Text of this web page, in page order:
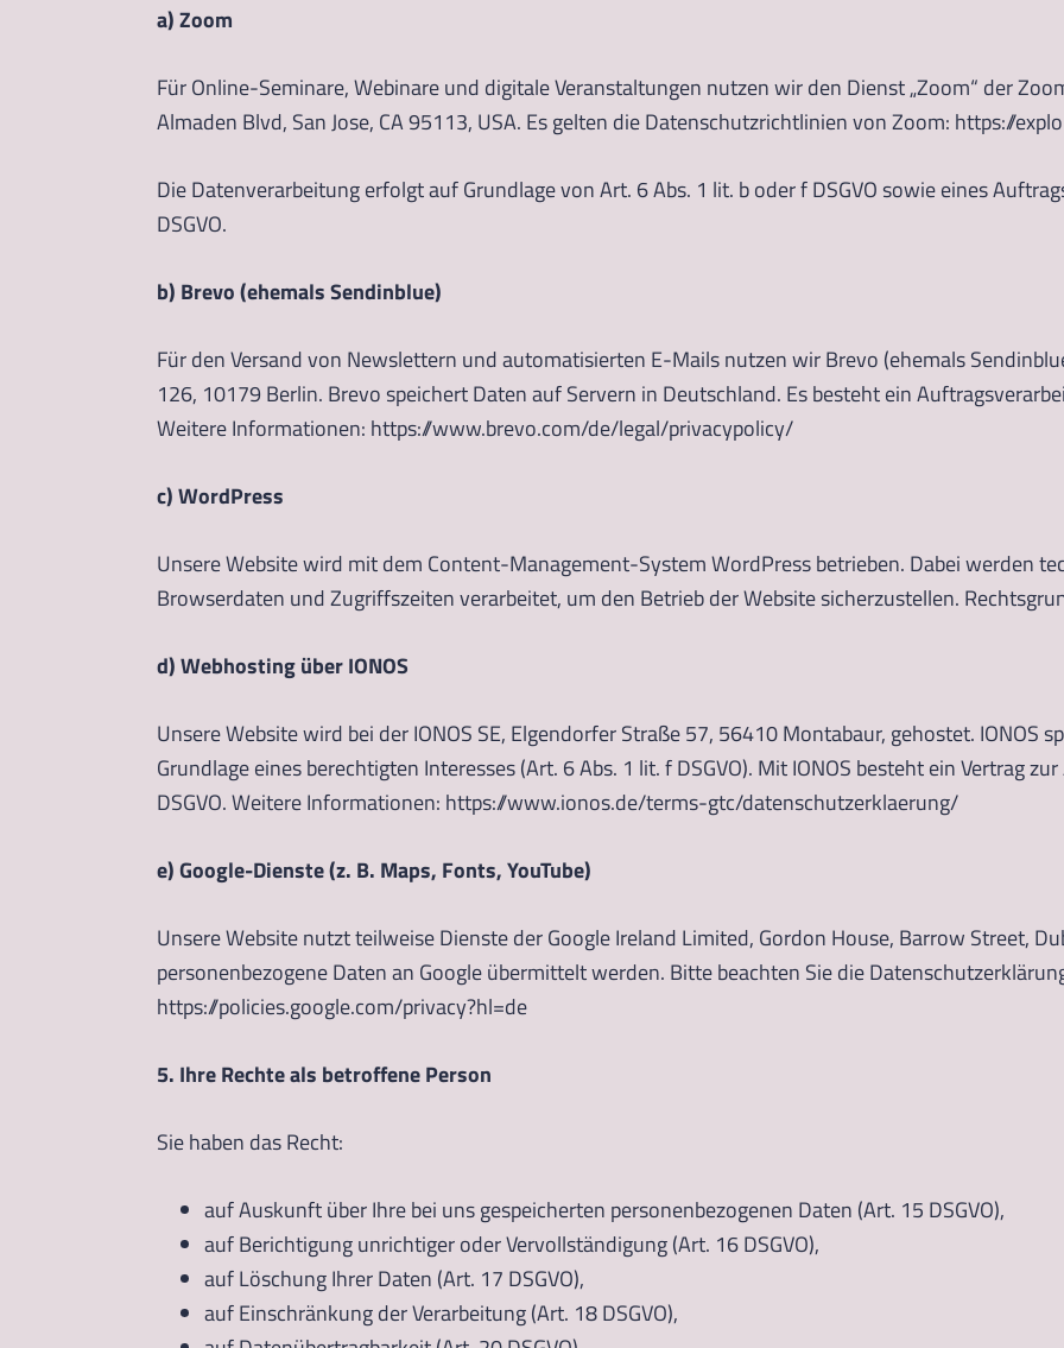
a) Zoom
Für Online-Seminare, Webinare und digitale Veranstaltungen nutzen wir den Dienst „Zoom“ der
Almaden Blvd, San Jose, CA 95113, USA. Es gelten die Datenschutzrichtlinien von Zoom: https://
Die Datenverarbeitung erfolgt auf Grundlage von Art. 6 Abs. 1 lit. b oder f DSGVO sowie eines
DSGVO.
b) Brevo (ehemals Sendinblue)
Für den Versand von Newslettern und automatisierten E-Mails nutzen wir Brevo (ehemals
126, 10179 Berlin. Brevo speichert Daten auf Servern in Deutschland. Es besteht ein
Weitere Informationen: https://www.brevo.com/de/legal/privacypolicy/
c) WordPress
Unsere Website wird mit dem Content-Management-System WordPress betrieben. Dabei werden
Browserdaten und Zugriffszeiten verarbeitet, um den Betrieb der Website sicherzustellen.
d) Webhosting über IONOS
Unsere Website wird bei der IONOS SE, Elgendorfer Straße 57, 56410 Montabaur, gehostet. IONOS
Grundlage eines berechtigten Interesses (Art. 6 Abs. 1 lit. f DSGVO). Mit IONOS besteht ein Vertrag
DSGVO. Weitere Informationen: https://www.ionos.de/terms-gtc/datenschutzerklaerung/
e) Google-Dienste (z. B. Maps, Fonts, YouTube)
Unsere Website nutzt teilweise Dienste der Google Ireland Limited, Gordon House, Barrow Street,
personenbezogene Daten an Google übermittelt werden. Bitte beachten Sie die
https://policies.google.com/privacy?hl=de
5. Ihre Rechte als betroffene Person
Sie haben das Recht:
auf Auskunft über Ihre bei uns gespeicherten personenbezogenen Daten (Art. 15 DSGVO),
auf Berichtigung unrichtiger oder Vervollständigung (Art. 16 DSGVO),
auf Löschung Ihrer Daten (Art. 17 DSGVO),
auf Einschränkung der Verarbeitung (Art. 18 DSGVO),